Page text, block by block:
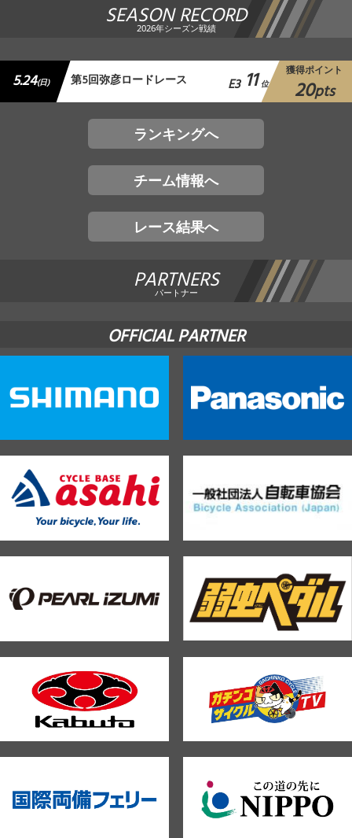
SEASON RECORD
2026年シーズン戦績
5.24(日) 第5回弥彦ロードレース E3 11 位
獲得ポイント
20pts
ランキングへ
チーム情報へ
レース結果へ
PARTNERS
パートナー
OFFICIAL PARTNER